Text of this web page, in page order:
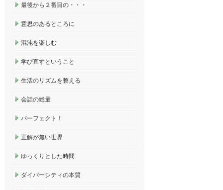
最後から２番目の・・・
意思のあるところに
混沌を楽しむ
学び直すということ
生活のリズムを整える
会話の総量
パーフェクト！
正解が無い世界
ゆっくりとした時間
ダイバーシティの本質